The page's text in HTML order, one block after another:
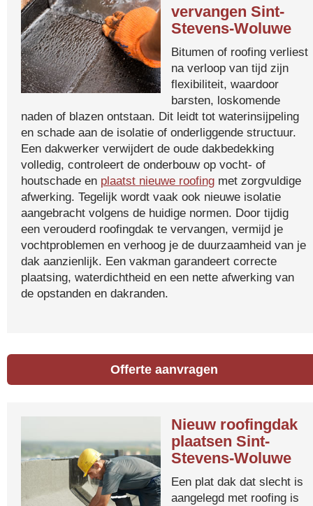
vervangen Sint-
Stevens-Woluwe
Bitumen of roofing verliest
na verloop van tijd zijn
flexibiliteit, waardoor
barsten, loskomende
naden of blazen ontstaan. Dit leidt tot waterinsijpeling
en schade aan de isolatie of onderliggende structuur.
Een dakwerker verwijdert de oude dakbedekking
volledig, controleert de onderbouw op vocht- of
houtschade en plaatst nieuwe roofing met zorgvuldige
afwerking. Tegelijk wordt vaak ook nieuwe isolatie
aangebracht volgens de huidige normen. Door tijdig
een verouderd roofingdak te vervangen, vermijd je
vochtproblemen en verhoog je de duurzaamheid van je
dak aanzienlijk. Een vakman garandeert correcte
plaatsing, waterdichtheid en een nette afwerking van
de opstanden en dakranden.
Offerte aanvragen
Nieuw roofingdak
plaatsen Sint-
Stevens-Woluwe
Een plat dak dat slecht is
aangelegd met roofing is